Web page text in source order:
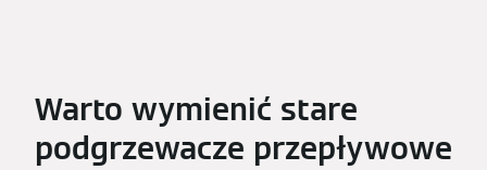
Warto wymienić stare
podgrzewacze przepływowe